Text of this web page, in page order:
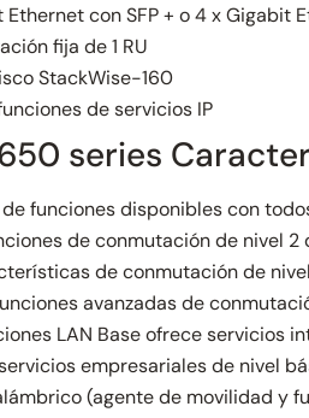
Ethernet con SFP + o 4 x
fija de 1 RU
StackWise-160
de servicios IP
series
funciones disponibles con
de conmutación de nivel
de conmutación de
avanzadas de
LAN Base ofrece servicios
empresariales de nivel
(agente de movilidad y